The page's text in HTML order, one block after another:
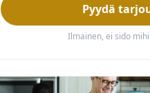
Pyydä
Ilmainen, ei sido